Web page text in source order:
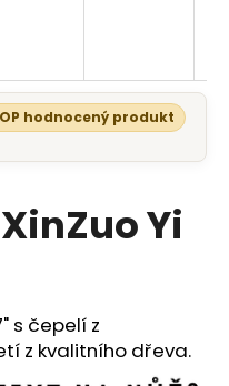
hodnocený produkt
Yi
s čepelí z
z kvalitního dřeva.